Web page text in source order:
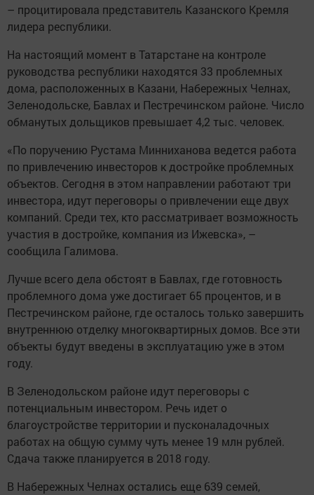
– процитировала представитель Казанского Кремля
лидера республики.
На настоящий момент в Татарстане на контроле
руководства республики находятся 33 проблемных
дома, расположенных в Казани, Набережных Челнах,
Зеленодольске, Бавлах и Пестречинском районе. Число
обманутых дольщиков превышает 4,2 тыс. человек.
«По поручению Рустама Минниханова ведется работа
по привлечению инвесторов к достройке проблемных
объектов. Сегодня в этом направлении работают три
инвестора, идут переговоры о привлечении еще двух
компаний. Среди тех, кто рассматривает возможность
участия в достройке, компания из Ижевска», –
сообщила Галимова.
Лучше всего дела обстоят в Бавлах, где готовность
проблемного дома уже достигает 65 процентов, и в
Пестречинском районе, где осталось только завершить
внутреннюю отделку многоквартирных домов. Все эти
объекты будут введены в эксплуатацию уже в этом
году.
В Зеленодольском районе идут переговоры с
потенциальным инвестором. Речь идет о
благоустройстве территории и пусконаладочных
работах на общую сумму чуть менее 19 млн рублей.
Сдача также планируется в 2018 году.
В Набережных Челнах остались еще 639 семей,